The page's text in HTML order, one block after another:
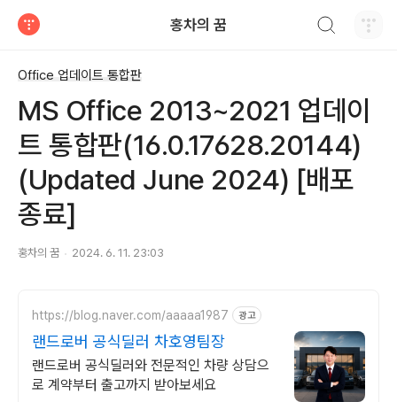
홍차의 꿈
Office 업데이트 통합판
MS Office 2013~2021 업데이
트 통합판(16.0.17628.20144)
(Updated June 2024) [배포
종료]
홍차의 꿈 2024. 6. 11. 23:03
https://blog.naver.com/aaaaa1987 광고
랜드로버 공식딜러 차호영팀장
랜드로버 공식딜러와 전문적인 차량 상담으
로 계약부터 출고까지 받아보세요